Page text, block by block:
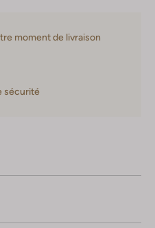
moment de livraison
sécurité